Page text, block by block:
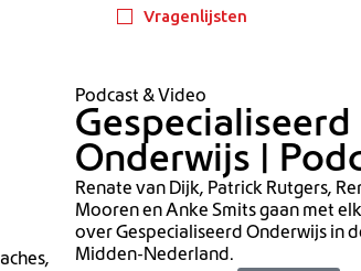
Vragenlijsten
Podcast & Video
Gespecialiseerd
Onderwijs |
Renate van Dijk, Patrick Rutgers,
Mooren en Anke Smits gaan met
over Gespecialiseerd Onderwijs in
Midden-Nederland.